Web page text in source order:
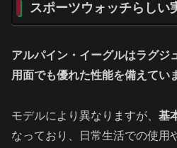
スポーツウォッチらしい
アルパイン・イーグルはラグジ
用面でも優れた性能を備えてい
モデルにより異なりますが、 基
なっており、日常生活での使用